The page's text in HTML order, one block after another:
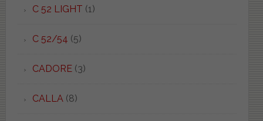
C 52 LIGHT (1)
C 52/54 (5)
CADORE(3)
CALLA(8)